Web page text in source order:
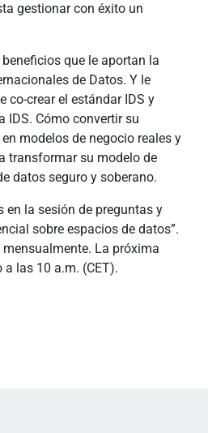
gestionar con éxito un
que le aportan la
de Datos. Y le
co-crear el estándar IDS y
IDS. Cómo convertir su
modelos de negocio reales y
transformar su modelo de
datos seguro y soberano.
en la sesión de preguntas y
sobre espacios de datos”.
La próxima
las 10 a.m. (CET).